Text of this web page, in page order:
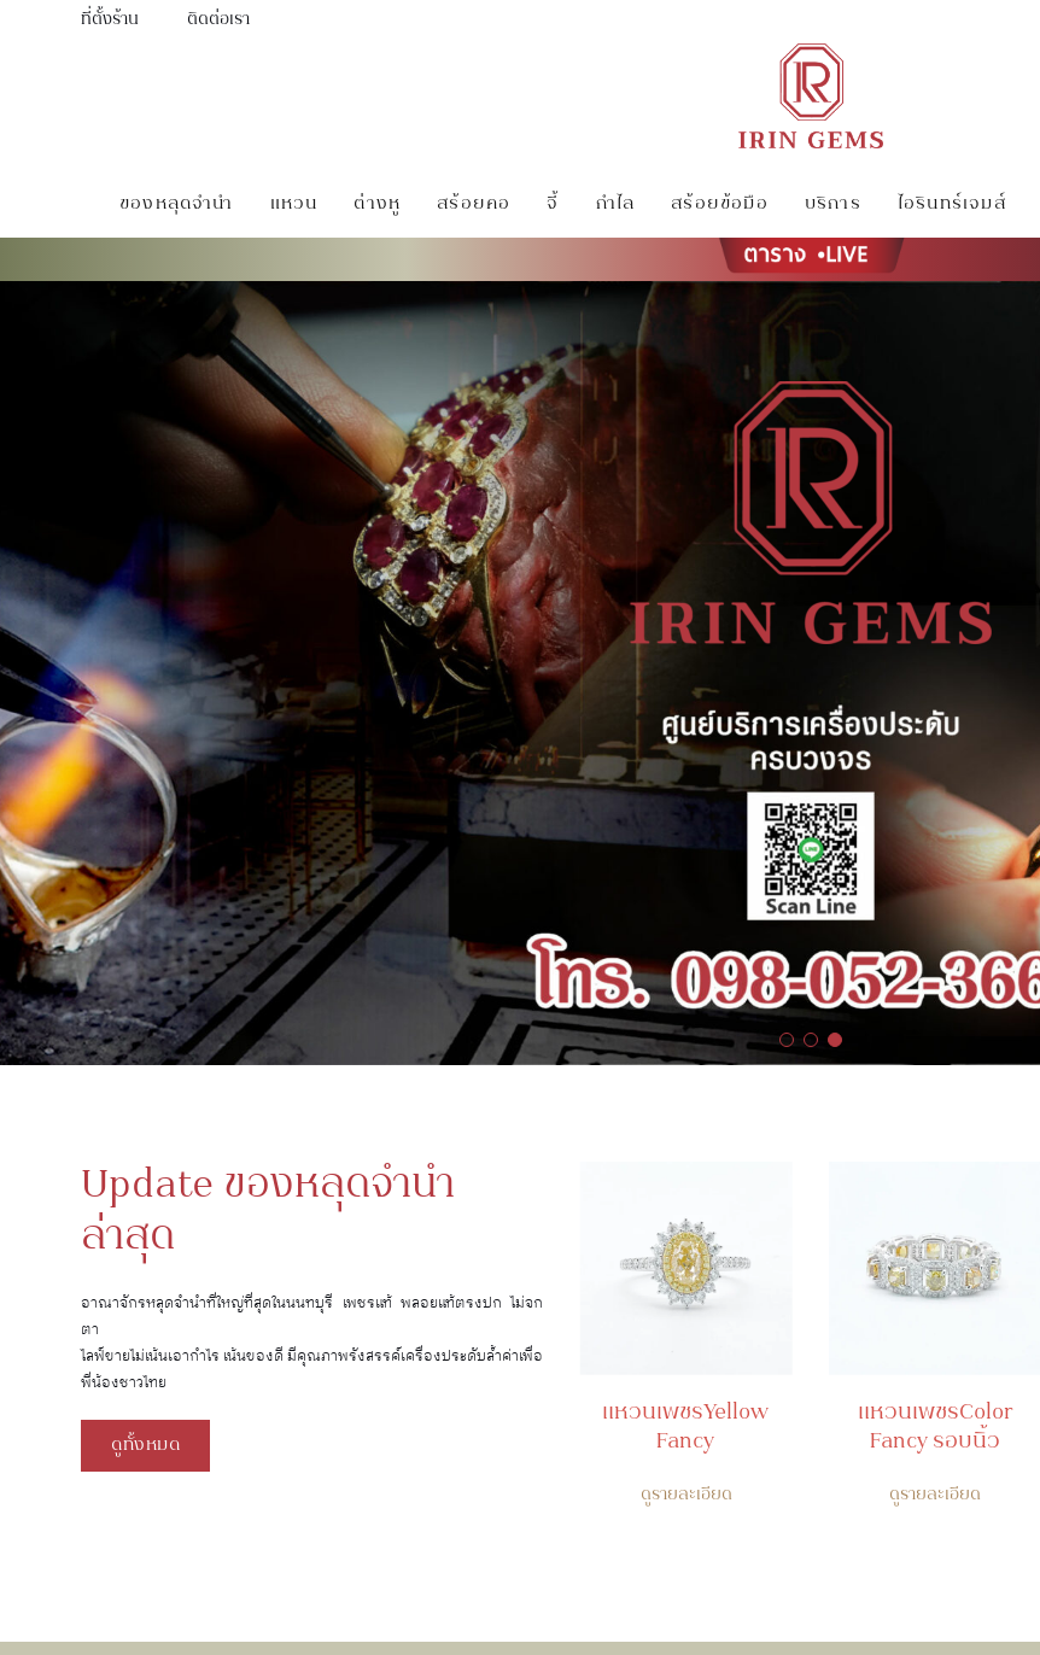
ที่ตั้งร้าน ติดต่อเรา
ของหลุดจำนำ แหวน ต่างหู สร้อยคอ จี้ กำไล สร้อยข้อมือ บริการ ไอรินทร์เจมส์
ไอรินทร์เจมส์
เครื่องประดับและของหลุดจำนำ ที่ใหญ่ที่สุดในจังหวัดนนทบุรี
jewelry one stop service ตอบโจทย์ครบทุกปัญหาเกี่ยวกับ jewelry
Update ของหลุดจำนำ
ล่าสุด
อาณาจักรหลุดจำนำที่ใหญ่ที่สุดในนนทบุรี เพชรแท้ พลอยแท้ตรงปก ไม่จก
ตา
ไลฟ์ขายไม่เน้นเอากำไร เน้นของดี มีคุณภาพรังสรรค์เครื่องประดับล้ำค่าเพื่อ
พี่น้องชาวไทย
ดูทั้งหมด
แหวนเพชรYellow
Fancy
ดูรายละเอียด
แหวนเพชรColor
Fancy รอบนิ้ว
ดูรายละเอียด